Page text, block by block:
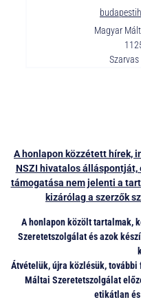
Magyar
Szarvas
A honlapon közzétett hírek,
NSZI hivatalos álláspontját,
támogatása nem jelenti a
kizárólag a szerzők
A honlapon közölt tartalmak,
Szeretetszolgálat és azok
Átvételük, újra közlésük,
Máltai Szeretetszolgálat
etikátlan